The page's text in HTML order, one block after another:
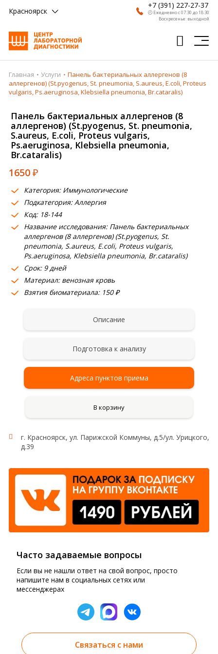
Красноярск
+7 (391) 227-27-37
🕗 Ежедневно с 07:30 до 18:30
Воскресенье: выходной
Главная
Анализы
Врачи
Получить результат
Пациентам
О компании
Где сдать
Партнерам
Главная Услуги
Панель бактериальных аллергенов (8
аллергенов) (St.pyogenus, St. pneumonia, S.aureus, E.coli, Proteus
vulgaris, Ps.aeruginosa, Klebsiella pneumonia, Br.cataralis)
Панель бактериальных аллергенов (8
аллергенов) (St.pyogenus, St. pneumonia,
S.aureus, E.coli, Proteus vulgaris,
Ps.aeruginosa, Klebsiella pneumonia,
Br.cataralis)
1650₽
Категория: Иммунологические
Подкатегория: Аллергия
Код: 18-144
Название исследования: Панель бактериальных
аллергенов (8 аллергенов) (St.pyogenus, St.
pneumonia, S.aureus, E.coli, Proteus vulgaris,
Ps.aeruginosa, Klebsiella pneumonia, Br.cataralis)
Срок: 9 дней
Материал: венозная кровь
Взятия биоматериала: 150 ₽
Описание
Подготовка к анализу
Адреса пунктов приема
В корзину
г. Красноярск, ул. Парижской Коммуны, д.5/ул. Урицкого,
д.39
Часто задаваемые вопросы
Если вы не нашли ответ на свой вопрос, просто
напишите нам в социальных сетях или
мессенджерах
Связаться с нами